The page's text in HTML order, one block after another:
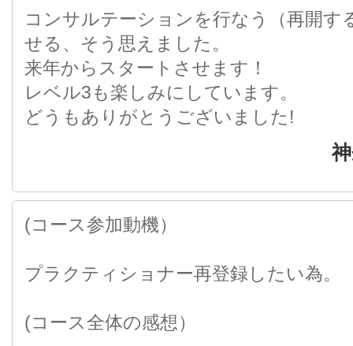
コンサルテーションを行なう（再開す
せる、そう思えました。
来年からスタートさせます！
レベル3も楽しみにしています。
どうもありがとうございました!
(コース参加動機）
プラクティショナー再登録したい為。
(コース全体の感想）